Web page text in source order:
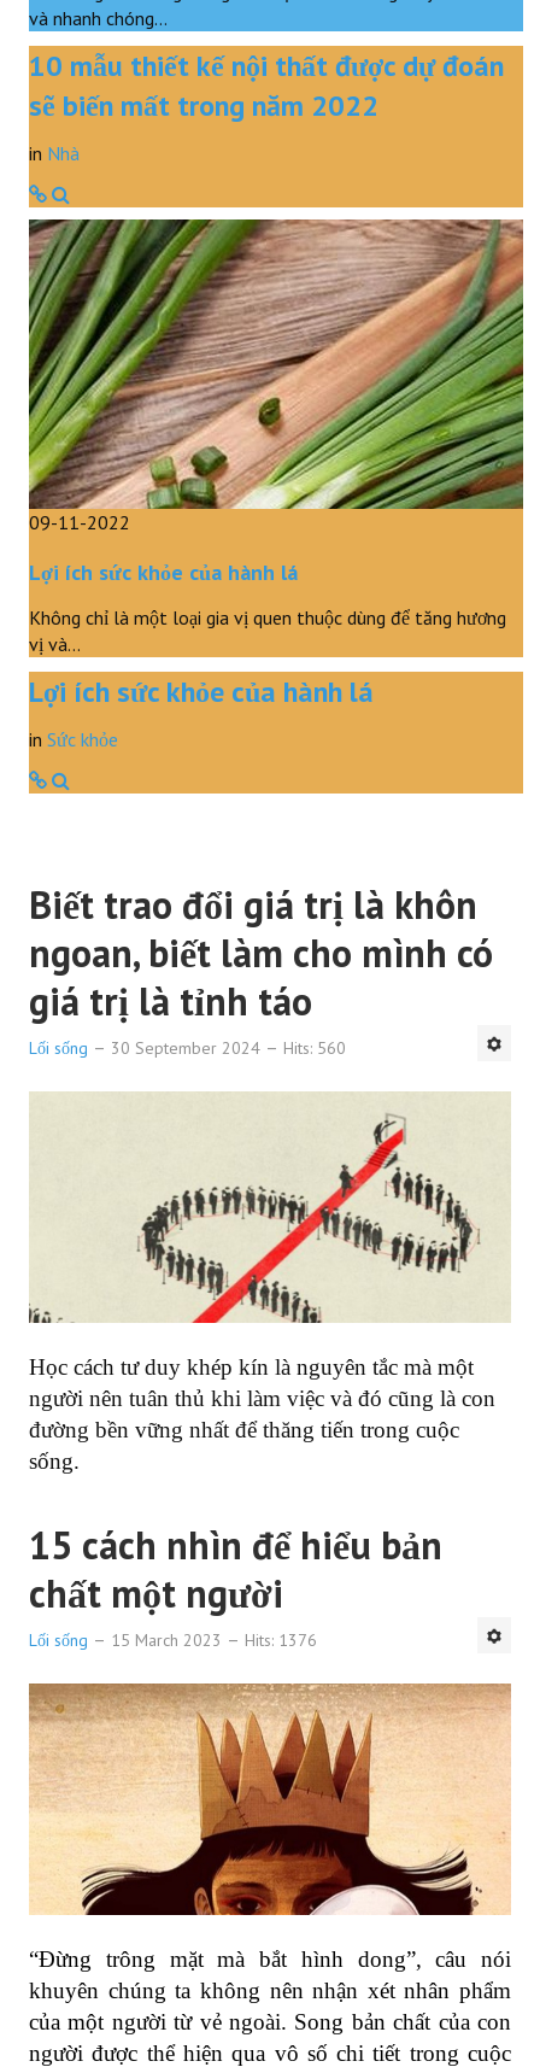
và nhanh chóng…
10 mẫu thiết kế nội thất được dự đoán
sẽ biến mất trong năm 2022
in Nhà
09-11-2022
Lợi ích sức khỏe của hành lá
Không chỉ là một loại gia vị quen thuộc dùng để tăng hương
vị và…
Lợi ích sức khỏe của hành lá
in Sức khỏe
Biết trao đổi giá trị là khôn
ngoan, biết làm cho mình có
giá trị là tỉnh táo
Lối sống 30 September 2024 Hits: 560
Học cách tư duy khép kín là nguyên tắc mà một
người nên tuân thủ khi làm việc và đó cũng là con
đường bền vững nhất để thăng tiến trong cuộc
sống.
15 cách nhìn để hiểu bản
chất một người
Lối sống 15 March 2023 Hits: 1376
“Đừng trông mặt mà bắt hình dong”, câu nói
khuyên chúng ta không nên nhận xét nhân phẩm
của một người từ vẻ ngoài. Song bản chất của con
người được thể hiện qua vô số chi tiết trong cuộc